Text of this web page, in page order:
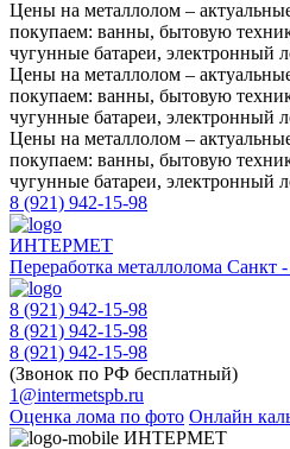
Цены на металлолом –
покупаем: ванны, бытовую
чугунные батареи, электронный
Цены на металлолом –
покупаем: ванны, бытовую
чугунные батареи, электронный
Цены на металлолом –
покупаем: ванны, бытовую
чугунные батареи, электронный
8 (921) 942-15-98
ИНТЕРМЕТ
Переработка металлолома Санкт -
8 (921) 942-15-98
8 (921) 942-15-98
8 (921) 942-15-98
(Звонок по РФ бесплатный)
1@intermetspb.ru
Оценка лома по фото Онлайн
ИНТЕРМЕТ